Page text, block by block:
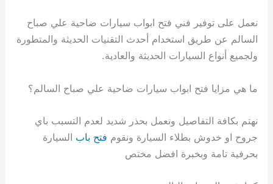
نعمل على توفير فني فتح ابواب سيارات ضاحية علي صباح
السالم عن طريق استخدام أحدث التقنيات الحديثة والمتطورة
ولجميع أنواع السيارات الحديثة والعادية.
ما هي مزايا فتح ابواب سيارات ضاحية علي صباح السالم؟
نهتم بكافة التفاصيل ونعمل بحذر شديد لعدم التسبب باي
جروح او خدوش بطلاء السيارة ونقوم فتح باب السيارة
بحرفية تامة وبخبرة افضل مختص